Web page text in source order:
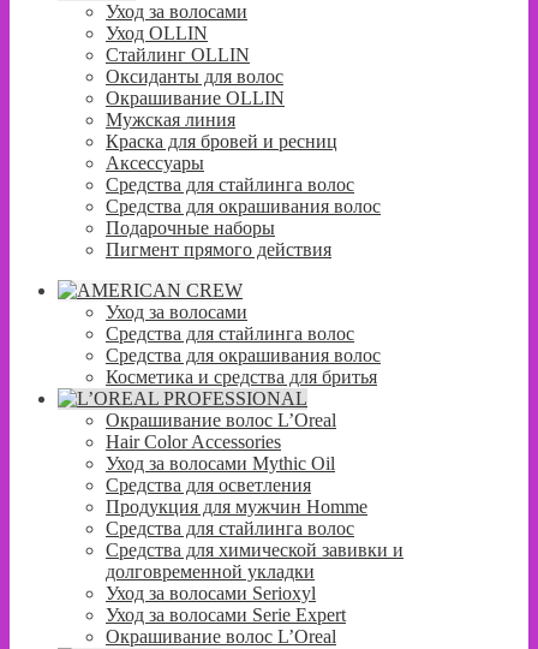
Уход за волосами
Уход OLLIN
Стайлинг OLLIN
Оксиданты для волос
Окрашивание OLLIN
Мужская линия
Краска для бровей и ресниц
Аксессуары
Средства для стайлинга волос
Средства для окрашивания волос
Подарочные наборы
Пигмент прямого действия
Уход за волосами
Средства для стайлинга волос
Средства для окрашивания волос
Косметика и средства для бритья
Окрашивание волос L’Oreal
Hair Color Accessories
Уход за волосами Mythic Oil
Средства для осветления
Продукция для мужчин Homme
Средства для стайлинга волос
Средства для химической завивки и
долговременной укладки
Уход за волосами Serioxyl
Уход за волосами Serie Expert
Окрашивание волос L’Oreal